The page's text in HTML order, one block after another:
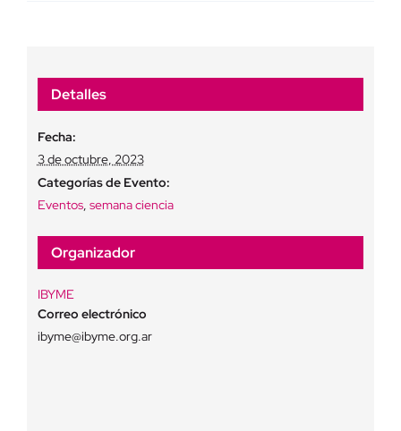
Detalles
Fecha:
3 de octubre, 2023
Categorías de Evento:
Eventos, semana ciencia
Organizador
IBYME
Correo electrónico
ibyme@ibyme.org.ar